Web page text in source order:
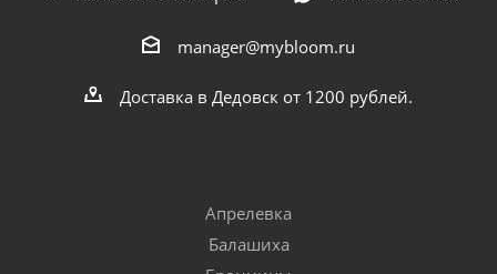
manager@mybloom.ru
Доставка в Дедовск от 1200 рублей.
Апрелевка
Балашиха